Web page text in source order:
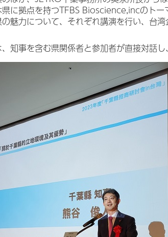
に拠点を持つTFBS Bioscience,incのト
魅力について、それぞれ講演を行い、台
知事を含む県関係者と参加者が直接対話